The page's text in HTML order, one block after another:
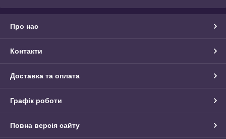
Про нас
Контакти
Доставка та оплата
Графік роботи
Повна версія сайту